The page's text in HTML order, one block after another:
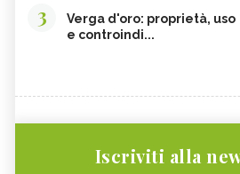
3
Verga d'oro: proprietà, uso
e controindi...
Iscriviti alla